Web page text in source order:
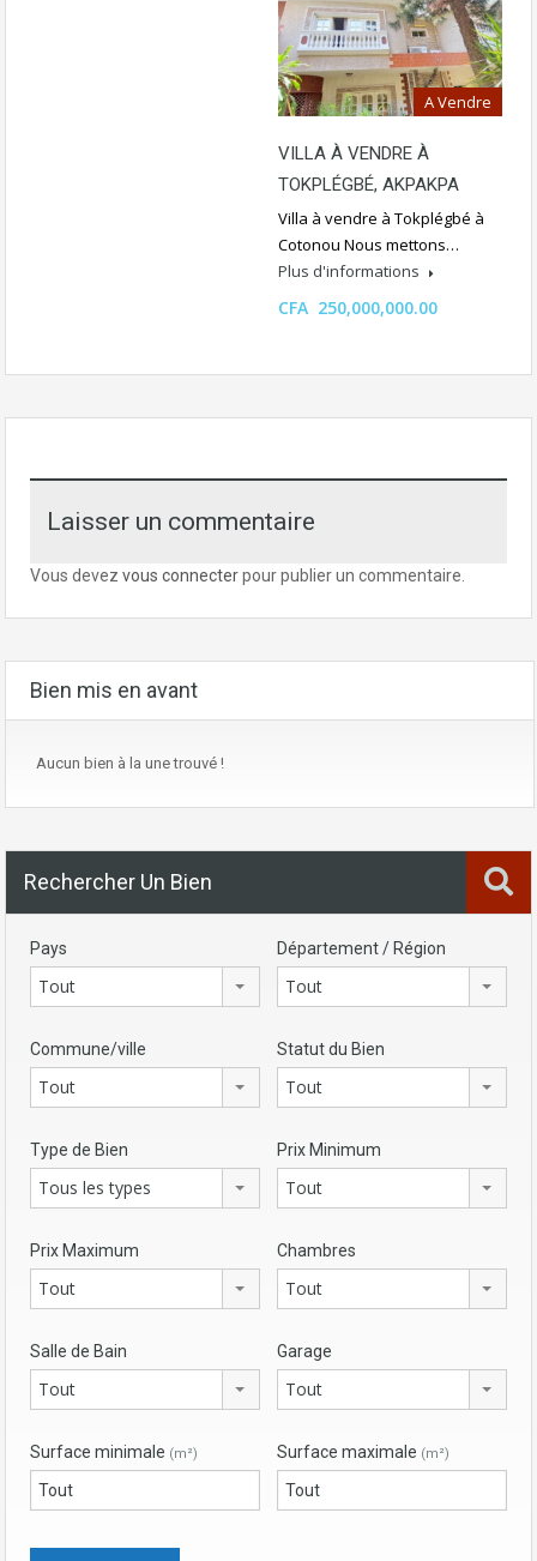
A Vendre
VILLA À VENDRE À
TOKPLÉGBÉ, AKPAKPA
Villa à vendre à Tokplégbé à
Cotonou Nous mettons…
Plus d'informations
CFA 250,000,000.00
Laisser un commentaire
Vous devez vous connecterpour publier un commentaire.
Bien mis en avant
Aucun bien à la une trouvé !
Rechercher Un Bien
Pays
Tout
Département / Région
Tout
Commune/ville
Tout
Statut du Bien
Tout
Type de Bien
Tous les types
Prix Minimum
Tout
Prix Maximum
Tout
Chambres
Tout
Salle de Bain
Tout
Garage
Tout
Surface minimale (m²) Surface maximale (m²)